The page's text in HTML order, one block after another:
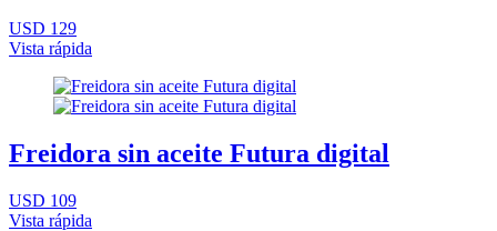
USD 129
Vista rápida
Freidora sin aceite Futura digital
USD 109
Vista rápida